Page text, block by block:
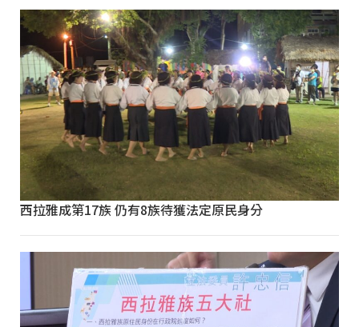
西拉雅成第17族 仍有8族待獲法定原民身分